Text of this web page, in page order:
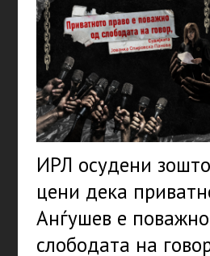
ИРЛ осудени
цени дека
Анѓушев е
слободата на